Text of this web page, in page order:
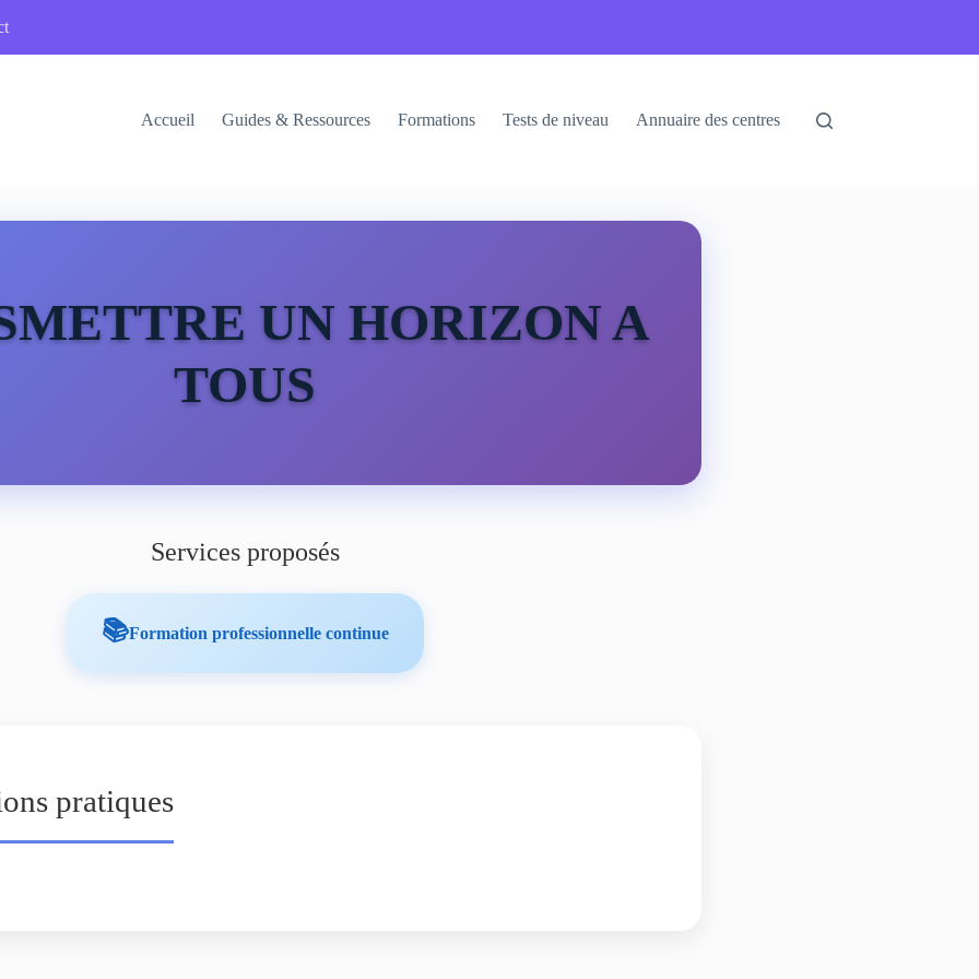
Accueil Guides & Ressources Formations Tests de niveau Annuaire des centres
UN HORIZON A
TOUS
Services proposés
📚Formation professionnelle continue
pratiques